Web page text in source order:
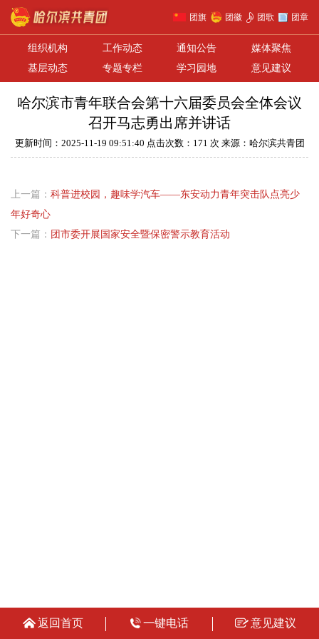
团旗 团徽 团歌 团章
组织机构 工作动态 通知公告
媒体聚焦
基层动态
专题专栏 学习园地 意见建议
哈尔滨市青年联合会第十六届委员会全体会议
召开马志勇出席并讲话
更新时间：2025-11-19 09:51:40 点击次数：171 次 来源：哈尔滨共青团
上一篇： 科普进校园，趣味学汽车——东安动力青年突击队点亮少
年好奇心
下一篇： 团市委开展国家安全暨保密警示教育活动
返回首页 一键电话 意见建议